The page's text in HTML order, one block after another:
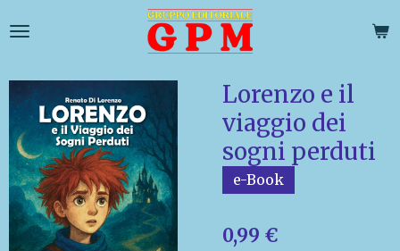
al
principale
Lorenzo e il
viaggio dei
sogni perduti
e-Book
0,99 €